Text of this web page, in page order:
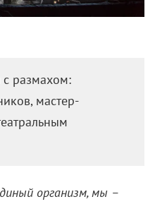
размахом:
мастер-
организм, мы –